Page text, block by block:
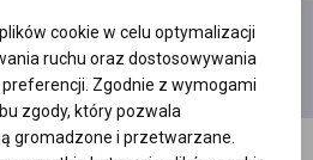
Moje
filmy
Wszystkie
cookie w celu optymalizacji
ruchu oraz dostosowywania
Zgodnie z wymogami
zgody, który pozwala
gromadzone i przetwarzane.